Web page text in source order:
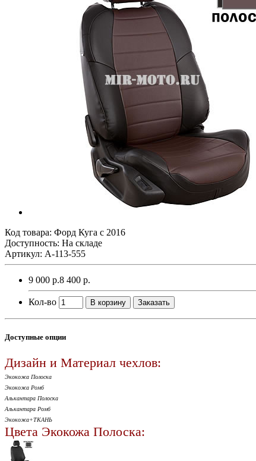
Код товара: Форд Куга с 2016
Доступность: На складе
Артикул: A-113-555
9 000 р.8 400 р.
Кол-во В корзину Заказать
Доступные опции
Дизайн и Материал чехлов:
Экокожа Полоска
Экокожа Ромб
Алькантара Полоска
Алькантара Ромб
Экокожа+ТКАНЬ
Цвета Экокожа Полоска: